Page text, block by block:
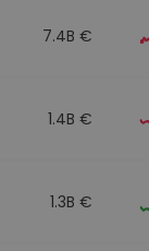
7.4B €
1.4B €
1.3B €